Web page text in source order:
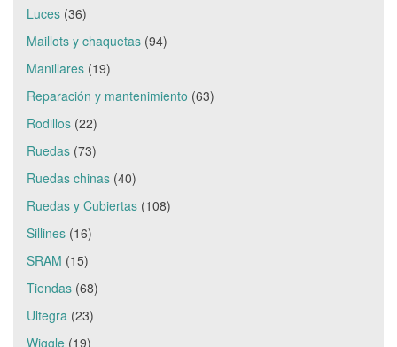
Luces (36)
Maillots y chaquetas (94)
Manillares (19)
Reparación y mantenimiento (63)
Rodillos (22)
Ruedas (73)
Ruedas chinas (40)
Ruedas y Cubiertas (108)
Sillines (16)
SRAM (15)
Tiendas (68)
Ultegra (23)
Wiggle (19)